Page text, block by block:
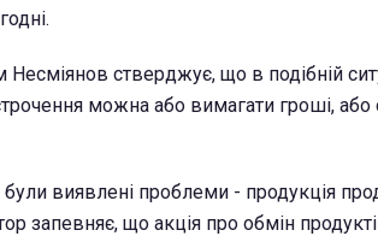
стверджує, що в подібній
можна або вимагати гроші, або
виявлені проблеми - продукція
запевняє, що акція про обмін